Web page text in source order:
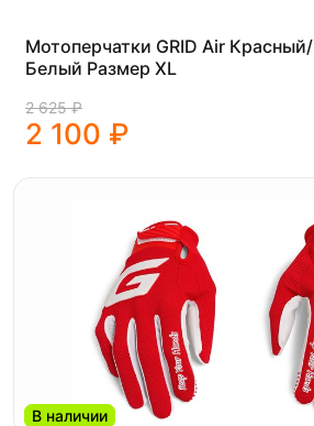
Мотоперчатки GRID Air Красный/
Белый Размер XL
2 625 ₽
2 100 ₽
В наличии